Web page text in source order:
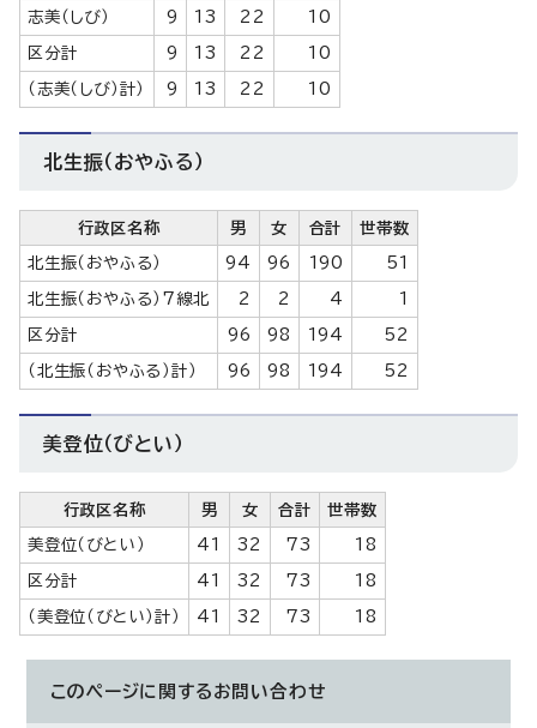
志美（しび） 9 13 22 10
区分計 9 13 22 10
（志美（しび）計） 9 13 22 10
北生振（おやふる）
行政区名称 男 女 合計 世帯数
北生振（おやふる） 94 96 190 51
北生振（おやふる）7線北 2 2 4 1
区分計 96 98 194 52
（北生振（おやふる）計） 96 98 194 52
美登位（びとい）
行政区名称 男 女 合計 世帯数
美登位（びとい） 41 32 73 18
区分計 41 32 73 18
（美登位（びとい）計） 41 32 73 18
このページに関する お問い合わせ